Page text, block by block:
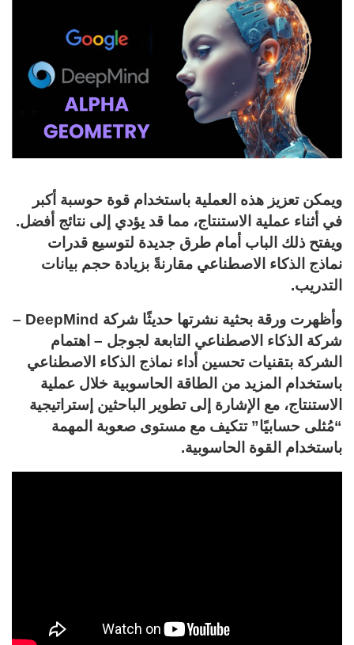
ويمكن تعزيز هذه العملية باستخدام قوة حوسبة أكبر
في أثناء عملية الاستنتاج، مما قد يؤدي إلى نتائج أفضل.
ويفتح ذلك الباب أمام طرق جديدة لتوسيع قدرات
نماذج الذكاء الاصطناعي مقارنةً بزيادة حجم بيانات
التدريب.
وأظهرت ورقة بحثية نشرتها حديثًا شركة DeepMind –
شركة الذكاء الاصطناعي التابعة لجوجل – اهتمام
الشركة بتقنيات تحسين أداء نماذج الذكاء الاصطناعي
باستخدام المزيد من الطاقة الحاسوبية خلال عملية
الاستنتاج، مع الإشارة إلى تطوير الباحثين إستراتيجية
“مُثلى حسابيًا” تتكيف مع مستوى صعوبة المهمة
باستخدام القوة الحاسوبية.